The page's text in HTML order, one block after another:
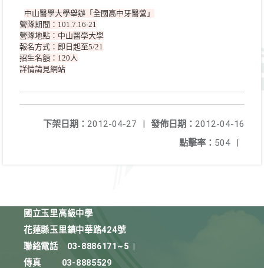
中山醫學大學舉辦「全國高中牙醫營」
營隊期間：101.7.16-21
營隊地點：中山醫學大學
報名方式：即日起至5/21
招生名額：120人
詳情請見網站
發佈日期： 2012-04-16
下架日期： 2012-04-27
|
點擊率： 504 |
國立玉里高級中學
花蓮縣玉里鎮中華路424號
聯絡電話
03-8886171~5
傳真
03-8885529